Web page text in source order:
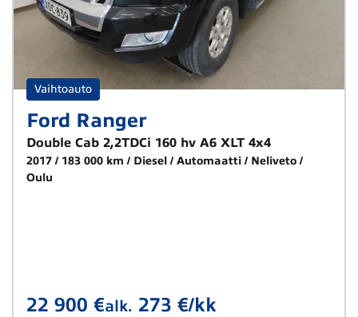
Vaihtoauto
Ford Ranger
Double Cab 2,2TDCi 160 hv A6 XLT 4x4
2017 183 000 km Diesel Automaatti
Neliveto
Oulu
22 900 €alk. 273 €/kk